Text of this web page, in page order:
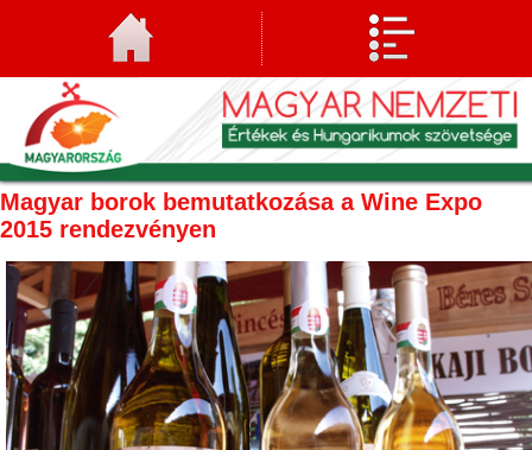
Magyar borok bemutatkozása a Wine Expo
2015 rendezvényen